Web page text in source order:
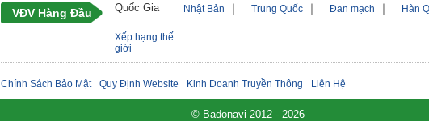
VĐV Hàng Đầu Quốc Gia Nhật Bản ｜ Trung Quốc ｜ Đan mạch ｜ Hàn
Xếp hạng thế
giới
Chính Sách Bảo Mật Quy Định Website Kinh Doanh Truyền Thông Liên Hệ
© Badonavi 2012 - 2026